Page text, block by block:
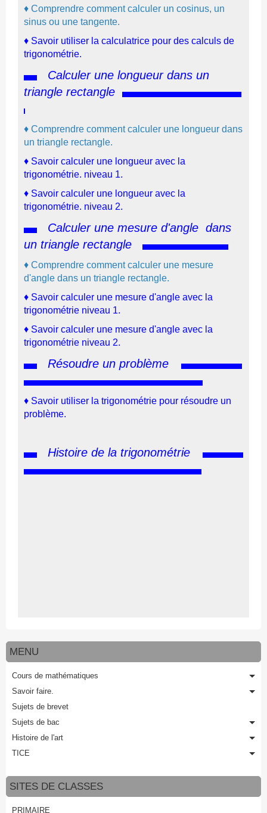
♦ Comprendre comment calculer un cosinus, un
sinus ou une tangente.
♦ Savoir utiliser la calculatrice pour des calculs de
trigonométrie.
Calculer une longueur dans un
triangle rectangle
♦ Comprendre comment calculer une longueur dans
un triangle rectangle.
♦ Savoir calculer une longueur avec la
trigonométrie. niveau 1.
♦ Savoir calculer une longueur avec la
trigonométrie. niveau 2.
Calculer une mesure d'angle dans
un triangle rectangle
♦ Comprendre comment calculer une mesure
d'angle dans un triangle rectangle.
♦ Savoir calculer une mesure d'angle avec la
trigonométrie niveau 1.
♦ Savoir calculer une mesure d'angle avec la
trigonométrie niveau 2.
Résoudre un problème
♦ Savoir utiliser la trigonométrie pour résoudre un
problème.
Histoire de la trigonométrie
MENU
Cours de mathématiques
Savoir faire.
Sujets de brevet
Sujets de bac
Histoire de l'art
TICE
SITES DE CLASSES
PRIMAIRE